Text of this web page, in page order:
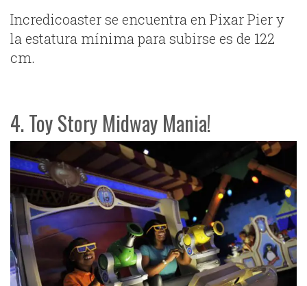
Incredicoaster se encuentra en Pixar Pier y
la estatura mínima para subirse es de 122
cm.
4. Toy Story Midway Mania!